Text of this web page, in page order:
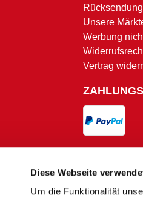
Diese Webseite
Um die Funktionalität
Rücksendung
Unsere
Werbung
Vertrag